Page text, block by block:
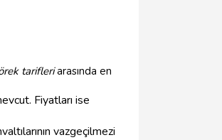
tarifleriarasında en
Fiyatları ise
vazgeçilmezi